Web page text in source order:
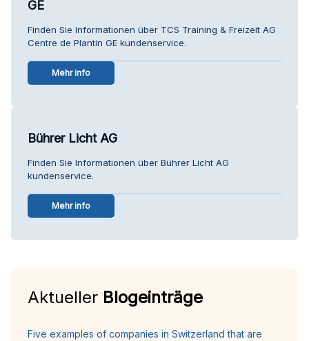
GE
Finden Sie Informationen über TCS Training & Freizeit AG
Centre de Plantin GE kundenservice.
Mehr info
Bührer Licht AG
Finden Sie Informationen über Bührer Licht AG
kundenservice.
Mehr info
Aktueller Blogeinträge
Five examples of companies in Switzerland that are